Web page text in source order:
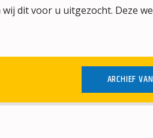
dit voor u uitgezocht. Deze
ARCHIEF